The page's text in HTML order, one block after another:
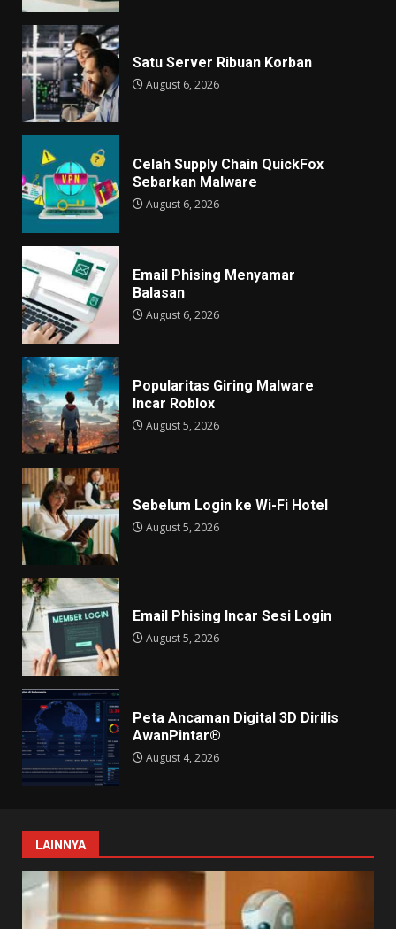
Satu Server Ribuan Korban
August 6, 2026
Celah Supply Chain QuickFox
Sebarkan Malware
August 6, 2026
Email Phising Menyamar
Balasan
August 6, 2026
Popularitas Giring Malware
Incar Roblox
August 5, 2026
Sebelum Login ke Wi-Fi Hotel
August 5, 2026
Email Phising Incar Sesi Login
August 5, 2026
Peta Ancaman Digital 3D Dirilis
AwanPintar®
August 4, 2026
LAINNYA